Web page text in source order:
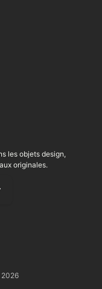
les objets design,
originales.